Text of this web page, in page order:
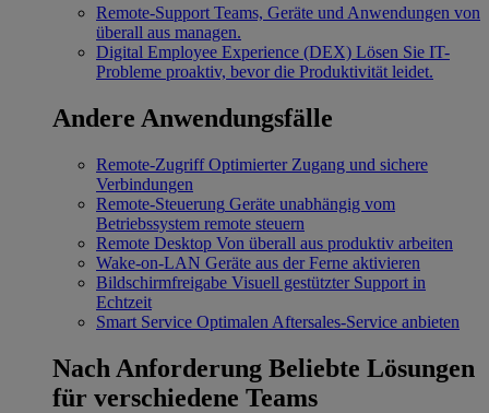
Remote-Support Teams, Geräte und Anwendungen von
überall aus managen.
Digital Employee Experience (DEX) Lösen Sie IT-
Probleme proaktiv, bevor die Produktivität leidet.
Andere Anwendungsfälle
Remote-Zugriff Optimierter Zugang und sichere
Verbindungen
Remote-Steuerung Geräte unabhängig vom
Betriebssystem remote steuern
Remote Desktop Von überall aus produktiv arbeiten
Wake-on-LAN Geräte aus der Ferne aktivieren
Bildschirmfreigabe Visuell gestützter Support in
Echtzeit
Smart Service Optimalen Aftersales-Service anbieten
Nach Anforderung Beliebte Lösungen
für verschiedene Teams